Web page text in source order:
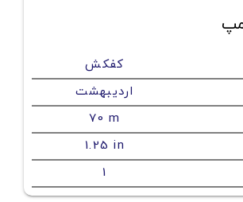
کفکش
اردیبهشت
70 m
1.25 in
1